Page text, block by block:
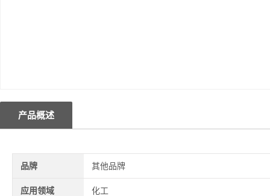
产品概述
品牌 其他品牌
应用领域 化工